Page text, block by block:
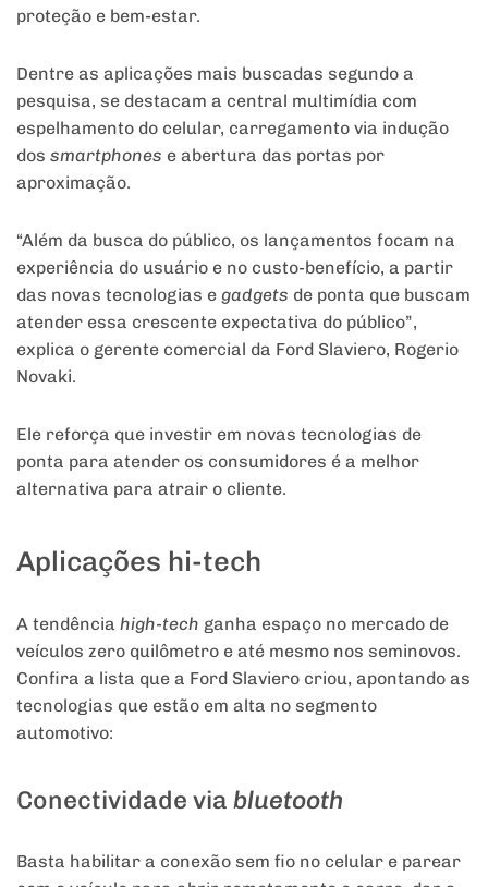
proteção e bem-estar.
Dentre as aplicações mais buscadas segundo a
pesquisa, se destacam a central multimídia com
espelhamento do celular, carregamento via indução
dos smartphones e abertura das portas por
aproximação.
“Além da busca do público, os lançamentos focam na
experiência do usuário e no custo-benefício, a partir
das novas tecnologias e gadgets de ponta que buscam
atender essa crescente expectativa do público”,
explica o gerente comercial da Ford Slaviero, Rogerio
Novaki.
Ele reforça que investir em novas tecnologias de
ponta para atender os consumidores é a melhor
alternativa para atrair o cliente.
Aplicações hi-tech
A tendência high-tech ganha espaço no mercado de
veículos zero quilômetro e até mesmo nos seminovos.
Confira a lista que a Ford Slaviero criou, apontando as
tecnologias que estão em alta no segmento
automotivo:
Conectividade via bluetooth
Basta habilitar a conexão sem fio no celular e parear